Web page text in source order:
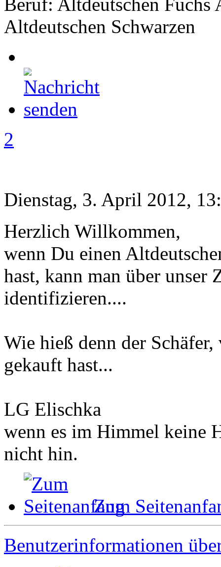
Beruf: Altdeutschen Fuchs
Altdeutschen Schwarzen
2
Dienstag, 3. April 2012,
Herzlich Willkommen,
wenn Du einen
hast, kann man über unser
identifizieren....
Wie hieß denn der
gekauft hast...
LG Elischka
wenn es im Himmel keine
nicht hin.
Zum
Benutzerinformationen